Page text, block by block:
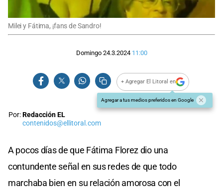
Milei y Fátima, ¡fans de Sandro!
Domingo 24.3.2024 11:00
+ Agregar El Litoral en
Agregar a tus medios preferidos en Google
Por:Redacción EL
contenidos@ellitoral.com
A pocos días de que Fátima Florez dio una
contundente señal en sus redes de que todo
marchaba bien en su relación amorosa con el